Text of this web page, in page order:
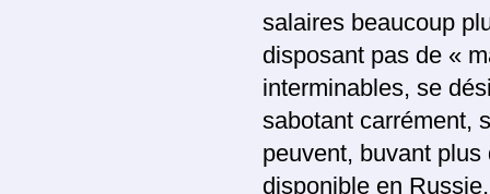
salaires beaucoup
disposant pas de «
interminables, se
sabotant carrément,
peuvent, buvant plus
disponible en